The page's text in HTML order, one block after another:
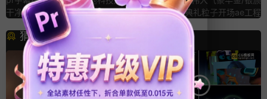
干净小标题动画
奖典礼粒子开场ae工程
猜你喜欢